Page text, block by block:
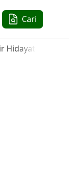
Cari
Hidayat-ul-Insan